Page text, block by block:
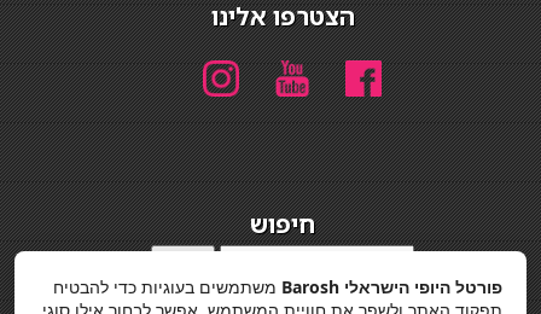
הצטרפו אלינו
חיפוש
מדיניות פרטיות
פורטל היופי הישראלי Barosh
משתמשים בעוגיות כדי להבטיח